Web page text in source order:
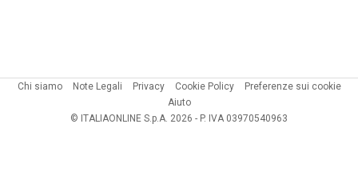
Chi siamo Note Legali Privacy Cookie Policy
Preferenze sui cookie
Aiuto
© ITALIAONLINE S.p.A. 2026 - P. IVA 03970540963